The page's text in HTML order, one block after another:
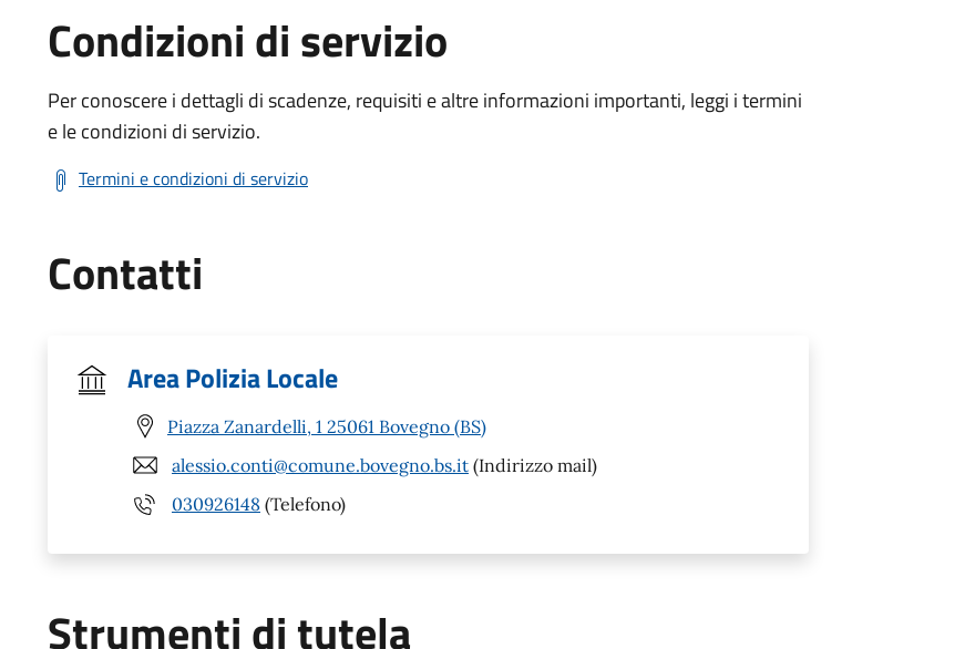
Condizioni di servizio
Per conoscere i dettagli di scadenze, requisiti e altre informazioni importanti, leggi i termini
e le condizioni di servizio.
Termini e condizioni di servizio
Contatti
Area Polizia Locale
Piazza Zanardelli, 1 25061 Bovegno (BS)
alessio.conti@comune.bovegno.bs.it (Indirizzo mail)
030926148 (Telefono)
Strumenti di tutela